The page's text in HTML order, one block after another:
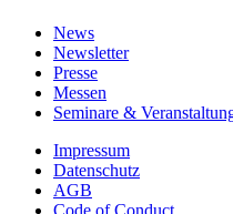
News
Newsletter
Presse
Messen
Seminare &
Impressum
Datenschutz
AGB